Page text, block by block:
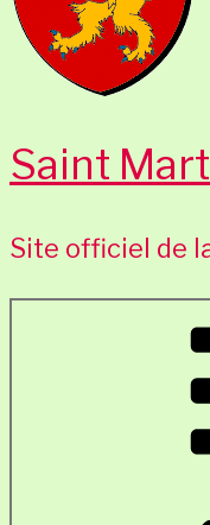
Saint
Site officiel de